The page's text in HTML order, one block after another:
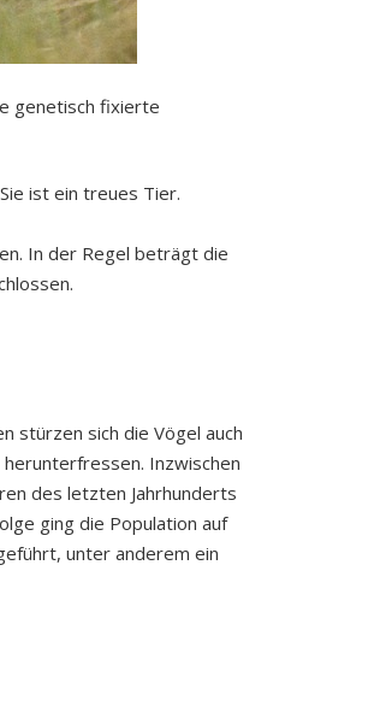
genetisch fixierte
ist ein treues Tier.
In der Regel beträgt die
stürzen sich die Vögel auch
Inzwischen
des letzten Jahrhunderts
ging die Population auf
unter anderem ein